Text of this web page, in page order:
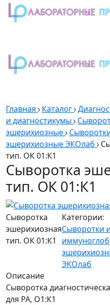
Главная
Каталог
и диагностикумы
эшерихиозные
эшерихиозные ЭКОлаб
тип. ОК 01:К1
Cыворотка
тип. ОК 01:К1
Cыворотка
эшерихиозная
тип. ОК 01:К1
Категории:
Сыворотки и
ЭКОлаб
Описание
Сыворотка
для РА, О1:К1